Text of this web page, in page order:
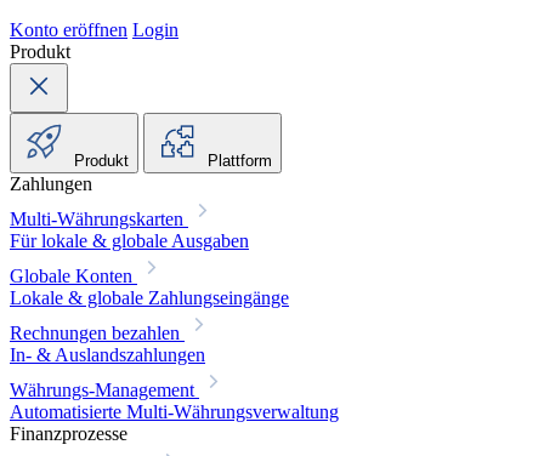
Konto eröffnen Login
Produkt
Produkt Plattform
Zahlungen
Multi-Währungskarten
Für lokale & globale Ausgaben
Globale Konten
Lokale & globale Zahlungseingänge
Rechnungen bezahlen
In- & Auslandszahlungen
Währungs-Management
Automatisierte Multi-Währungsverwaltung
Finanzprozesse